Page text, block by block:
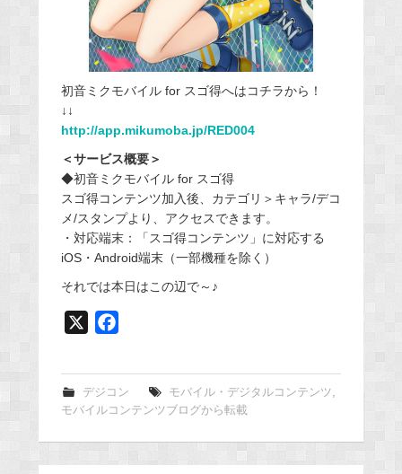
初音ミクモバイル for スゴ得へはコチラから！
↓↓
http://app.mikumoba.jp/RED004
＜サービス概要＞
◆初音ミクモバイル for スゴ得
スゴ得コンテンツ加入後、カテゴリ＞キャラ/デコ
メ/スタンプより、アクセスできます。
・対応端末：「スゴ得コンテンツ」に対応する
iOS・Android端末（一部機種を除く）
それでは本日はこの辺で～♪
e
b
o
o
デジコン モバイル・デジタルコンテンツ
モバイルコンテンツブログから転載